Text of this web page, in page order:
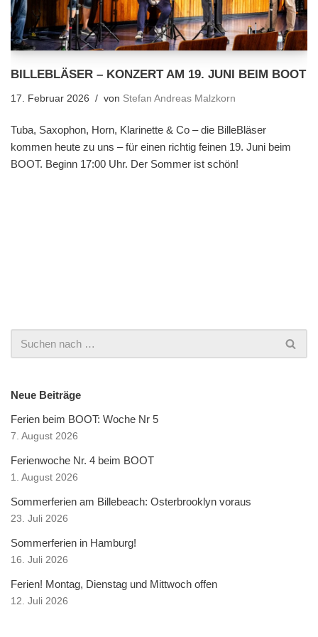
BILLEBLÄSER – KONZERT AM 19. JUNI BEIM BOOT
17. Februar 2026 von Stefan Andreas Malzkorn
Tuba, Saxophon, Horn, Klarinette & Co – die BilleBläser
kommen heute zu uns – für einen richtig feinen 19. Juni beim
BOOT. Beginn 17:00 Uhr. Der Sommer ist schön!
Neue Beiträge
Ferien beim BOOT: Woche Nr 5
7. August 2026
Ferienwoche Nr. 4 beim BOOT
1. August 2026
Sommerferien am Billebeach: Osterbrooklyn voraus
23. Juli 2026
Sommerferien in Hamburg!
16. Juli 2026
Ferien! Montag, Dienstag und Mittwoch offen
12. Juli 2026